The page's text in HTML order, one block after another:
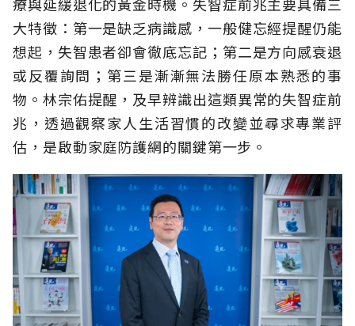
療與延緩退化的黃金時機。失智症前兆主要具備三
大特徵：第一是缺乏病識感，一般健忘經提醒仍能
想起，失智患者卻會徹底忘記；第二是方向感衰退
或反覆詢問；第三是漸漸無法勝任原本熟悉的事
物。林宗佑提醒，及早辨識出這類異常的失智症前
兆，透過觀察家人生活習慣的改變並尋求專業評
估，是啟動家庭防護網的關鍵第一步。